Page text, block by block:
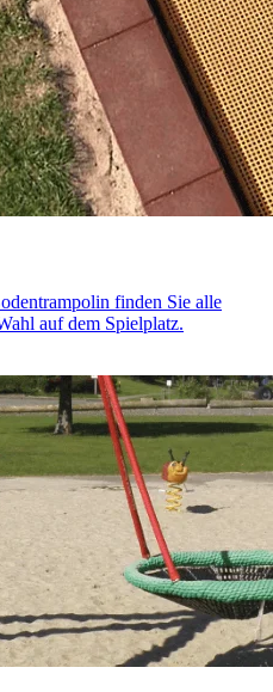
finden Sie alle
auf dem Spielplatz.